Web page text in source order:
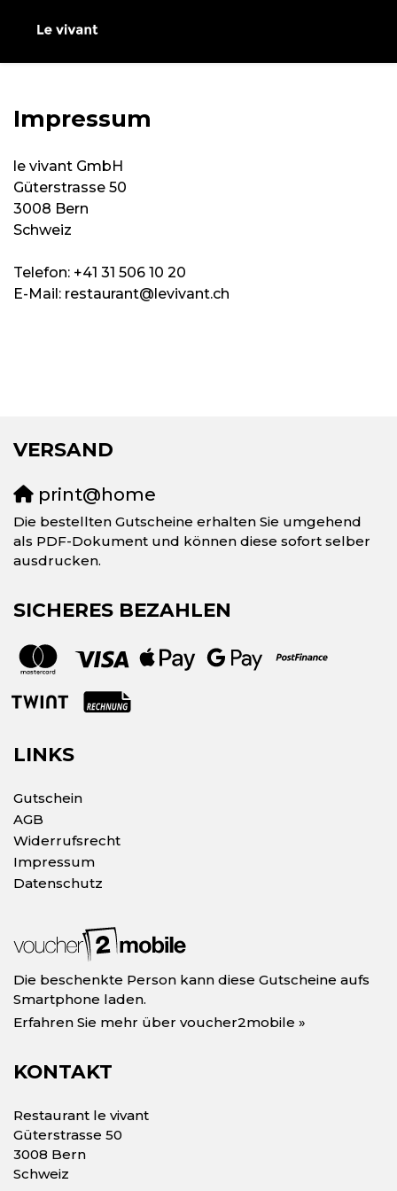
Impressum
le vivant GmbH
Güterstrasse 50
3008 Bern
Schweiz
Telefon: +41 31 506 10 20
E-Mail: restaurant@levivant.ch
VERSAND
print@home
Die bestellten Gutscheine erhalten Sie umgehend
als PDF-Dokument und können diese sofort selber
ausdrucken.
SICHERES BEZAHLEN
LINKS
Gutschein
AGB
Widerrufsrecht
Impressum
Datenschutz
Die beschenkte Person kann diese Gutscheine aufs
Smartphone laden.
Erfahren Sie mehr über voucher2mobile »
KONTAKT
Restaurant le vivant
Güterstrasse 50
3008 Bern
Schweiz